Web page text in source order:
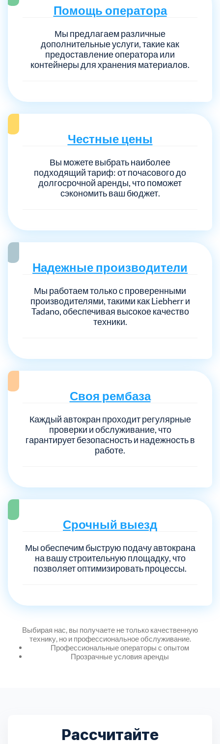
Помощь оператора
Мы предлагаем различные
дополнительные услуги, такие как
предоставление оператора или
контейнеры для хранения материалов.
Честные цены
Вы можете выбрать наиболее
подходящий тариф: от почасового до
долгосрочной аренды, что поможет
сэкономить ваш бюджет.
Надежные производители
Мы работаем только с проверенными
производителями, такими как Liebherr и
Tadano, обеспечивая высокое качество
техники.
Своя рембаза
Каждый автокран проходит регулярные
проверки и обслуживание, что
гарантирует безопасность и надежность в
работе.
Срочный выезд
Мы обеспечим быструю подачу автокрана
на вашу строительную площадку, что
позволяет оптимизировать процессы.
Выбирая нас, вы получаете не только качественную
технику, но и профессиональное обслуживание.
Профессиональные операторы с опытом
Прозрачные условия аренды
Рассчитайте
Богородский 7
Дмитровский
Долгопрудный 2
Дубна
Егорьевский